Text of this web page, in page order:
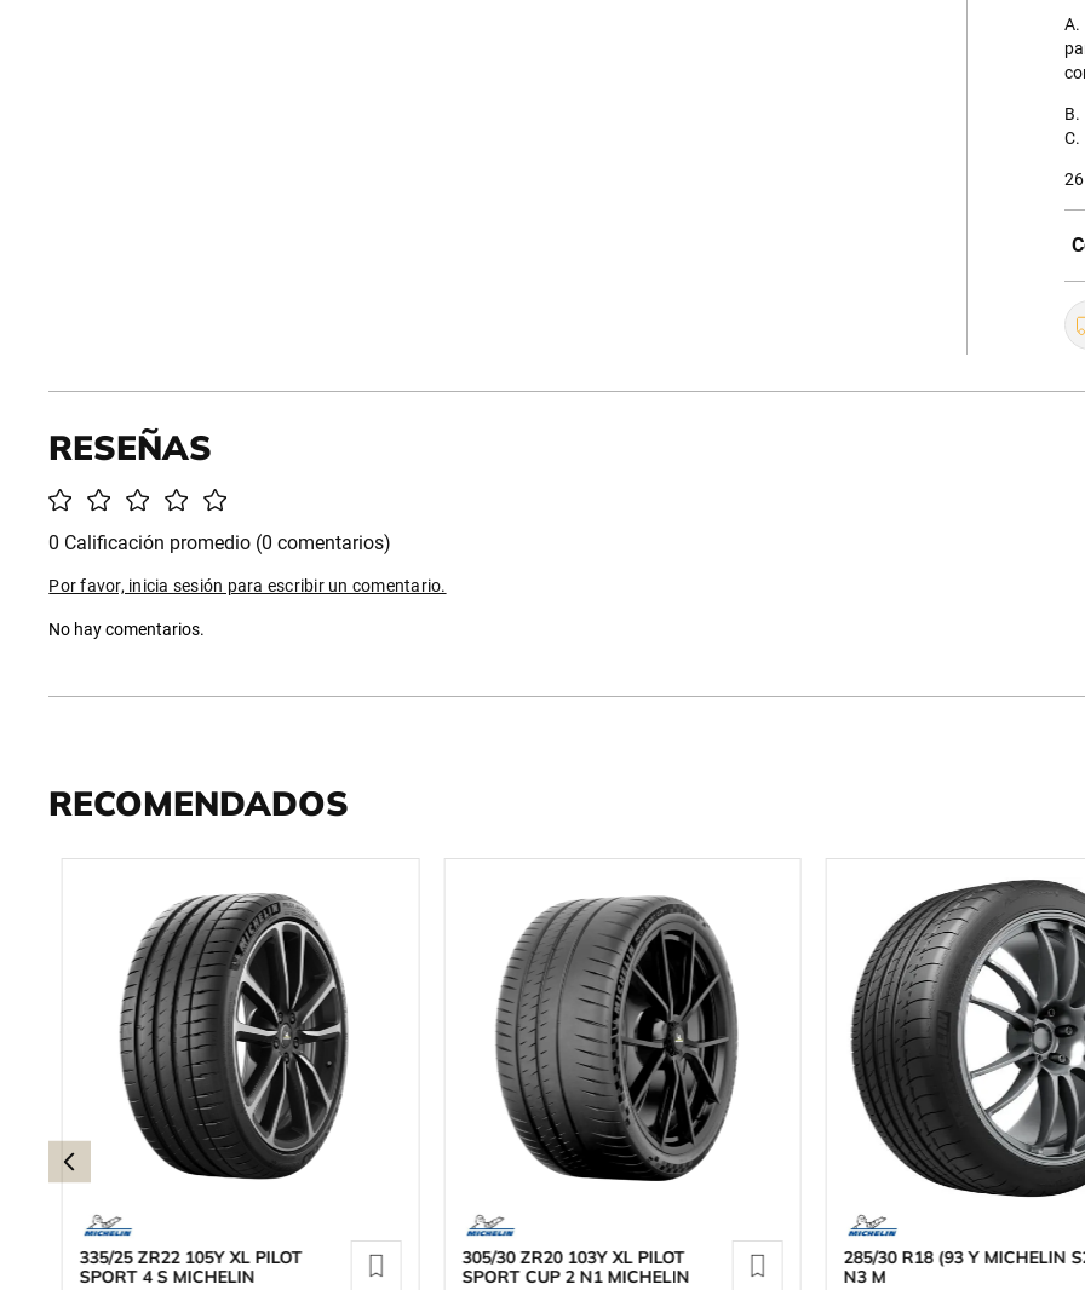
A.
C.
0 Calificación promedio (0 comentarios)
Por favor, inicia sesión para escribir un comentario.
No hay comentarios.
RECOMENDADOS
335/25 ZR22 105Y XL PILOT
SPORT 4 S MICHELIN
305/30 ZR20 103Y XL PILOT
SPORT CUP 2 N1 MICHELIN
285/30 R18 (93 Y MICHELIN
N3 M